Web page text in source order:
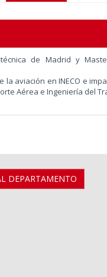
de Madrid y
aviación en INECO e
Aérea e Ingeniería del
DEPARTAMENTO